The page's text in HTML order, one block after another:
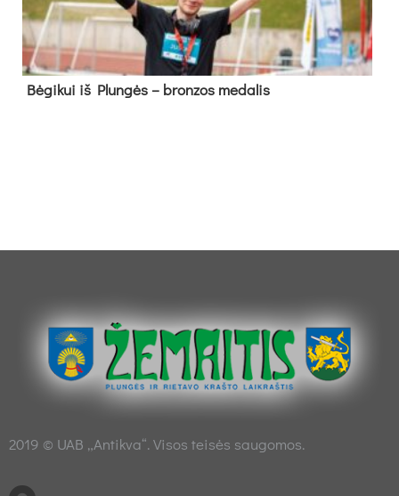
Bė­gi­kui iš Plun­gės – bron­zos me­da­lis
2019 © UAB „Antikva“. Visos teisės saugomos.